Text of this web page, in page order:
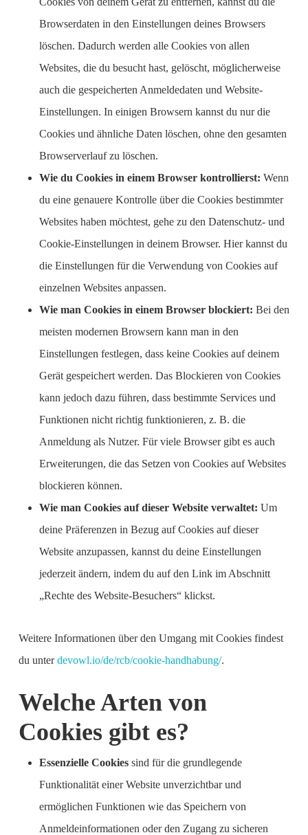
Browserdaten in den Einstellungen deines Browsers
löschen. Dadurch werden alle Cookies von allen
Websites, die du besucht hast, gelöscht, möglicherweise
auch die gespeicherten Anmeldedaten und Website-
Einstellungen. In einigen Browsern kannst du nur die
Cookies und ähnliche Daten löschen, ohne den gesamten
Browserverlauf zu löschen.
Wie du Cookies in einem Browser kontrollierst: Wenn
du eine genauere Kontrolle über die Cookies bestimmter
Websites haben möchtest, gehe zu den Datenschutz- und
Cookie-Einstellungen in deinem Browser. Hier kannst du
die Einstellungen für die Verwendung von Cookies auf
einzelnen Websites anpassen.
Wie man Cookies in einem Browser blockiert: Bei den
meisten modernen Browsern kann man in den
Einstellungen festlegen, dass keine Cookies auf deinem
Gerät gespeichert werden. Das Blockieren von Cookies
kann jedoch dazu führen, dass bestimmte Services und
Funktionen nicht richtig funktionieren, z. B. die
Anmeldung als Nutzer. Für viele Browser gibt es auch
Erweiterungen, die das Setzen von Cookies auf Websites
blockieren können.
Wie man Cookies auf dieser Website verwaltet: Um
deine Präferenzen in Bezug auf Cookies auf dieser
Website anzupassen, kannst du deine Einstellungen
jederzeit ändern, indem du auf den Link im Abschnitt
„Rechte des Website-Besuchers“ klickst.
Weitere Informationen über den Umgang mit Cookies findest
du unterdevowl.io/de/rcb/cookie-handhabung/.
Welche Arten von
Cookies gibt es?
Essenzielle Cookiessind für die grundlegende
Funktionalität einer Website unverzichtbar und
ermöglichen Funktionen wie das Speichern von
Anmeldeinformationen oder den Zugang zu sicheren